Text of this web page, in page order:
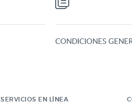
CONDICIONES
SERVICIOS EN LÍNEA